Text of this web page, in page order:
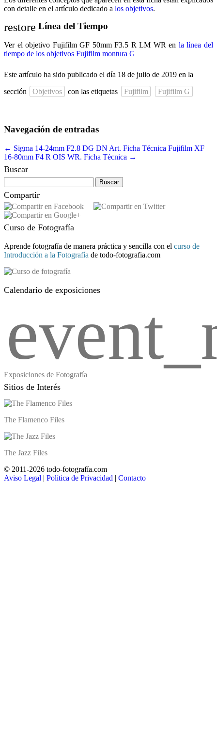
con detalle en el artículo dedicado a los objetivos.
restore Línea del Tiempo
Ver el objetivo Fujifilm GF 50mm F3.5 R LM WR en la línea del
tiempo de los objetivos Fujifilm montura G
Este artículo ha sido publicado el día 18 de julio de 2019 en la
sección Objetivos con las etiquetas Fujifilm Fujifilm G
Navegación de entradas
← Sigma 14-24mm F2.8 DG DN Art. Ficha Técnica Fujifilm XF
16-80mm F4 R OIS WR. Ficha Técnica →
Buscar
Compartir
Curso de Fotografía
Aprende fotografía de manera práctica y sencilla con el curso de
Introducción a la Fotografía de todo-fotografia.com
Calendario de exposiciones
Exposiciones de Fotografía
Sitios de Interés
The Flamenco Files
The Jazz Files
© 2011-2026 todo-fotografía.com
Aviso Legal | Política de Privacidad | Contacto